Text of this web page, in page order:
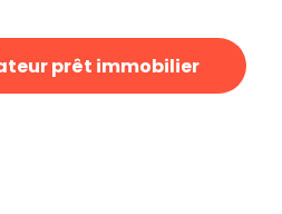
prêt immobilier